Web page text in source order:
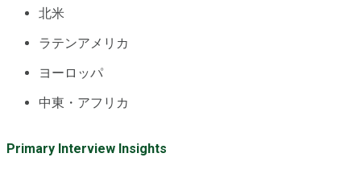
北米
ラテンアメリカ
ヨーロッパ
中東・アフリカ
Primary Interview Insights